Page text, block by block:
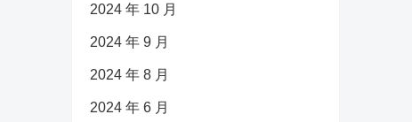
2024 年 10 月
2024 年 9 月
2024 年 8 月
2024 年 6 月